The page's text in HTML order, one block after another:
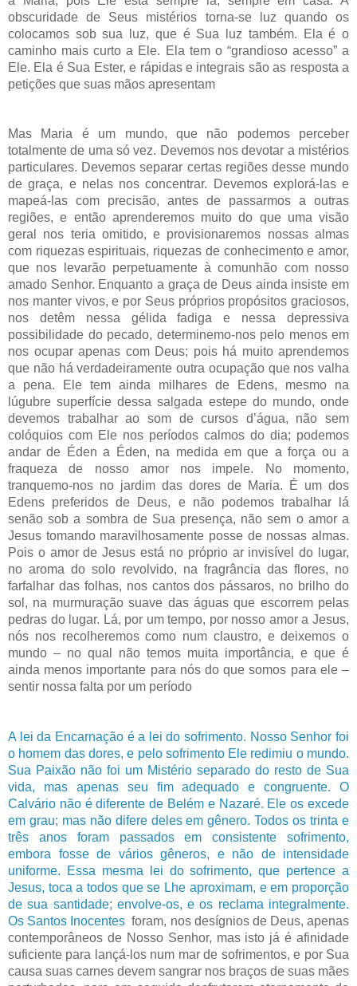
obscuridade de Seus mistérios torna-se luz quando os
colocamos sob sua luz, que é Sua luz também. Ela é o
caminho mais curto a Ele. Ela tem o “grandioso acesso” a
Ele. Ela é Sua Ester, e rápidas e integrais são as resposta a
petições que suas mãos apresentam
Mas Maria é um mundo, que não podemos perceber
totalmente de uma só vez. Devemos nos devotar a mistérios
particulares. Devemos separar certas regiões desse mundo
de graça, e nelas nos concentrar. Devemos explorá-las e
mapeá-las com precisão, antes de passarmos a outras
regiões, e então aprenderemos muito do que uma visão
geral nos teria omitido, e provisionaremos nossas almas
com riquezas espirituais, riquezas de conhecimento e amor,
que nos levarão perpetuamente à comunhão com nosso
amado Senhor. Enquanto a graça de Deus ainda insiste em
nos manter vivos, e por Seus próprios propósitos graciosos,
nos detêm nessa gélida fadiga e nessa depressiva
possibilidade do pecado, determinemo-nos pelo menos em
nos ocupar apenas com Deus; pois há muito aprendemos
que não há verdadeiramente outra ocupação que nos valha
a pena. Ele tem ainda milhares de Edens, mesmo na
lúgubre superfície dessa salgada estepe do mundo, onde
devemos trabalhar ao som de cursos d’água, não sem
colóquios com Ele nos períodos calmos do dia; podemos
andar de Éden a Éden, na medida em que a força ou a
fraqueza de nosso amor nos impele. No momento,
tranquemo-nos no jardim das dores de Maria. É um dos
Edens preferidos de Deus, e não podemos trabalhar lá
senão sob a sombra de Sua presença, não sem o amor a
Jesus tomando maravilhosamente posse de nossas almas.
Pois o amor de Jesus está no próprio ar invisível do lugar,
no aroma do solo revolvido, na fragrância das flores, no
farfalhar das folhas, nos cantos dos pássaros, no brilho do
sol, na murmuração suave das águas que escorrem pelas
pedras do lugar. Lá, por um tempo, por nosso amor a Jesus,
nós nos recolheremos como num claustro, e deixemos o
mundo – no qual não temos muita importância, e que é
ainda menos importante para nós do que somos para ele –
sentir nossa falta por um período
A lei da Encarnação é a lei do sofrimento. Nosso Senhor foi
o homem das dores, e pelo sofrimento Ele redimiu o mundo.
Sua Paixão não foi um Mistério separado do resto de Sua
vida, mas apenas seu fim adequado e congruente. O
Calvário não é diferente de Belém e Nazaré. Ele os excede
em grau; mas não difere deles em gênero. Todos os trinta e
três anos foram passados em consistente sofrimento,
embora fosse de vários gêneros, e não de intensidade
uniforme. Essa mesma lei do sofrimento, que pertence a
Jesus, toca a todos que se Lhe aproximam, e em proporção
de sua santidade; envolve-os, e os reclama integralmente.
Os Santos Inocentes foram, nos desígnios de Deus, apenas
contemporâneos de Nosso Senhor, mas isto já é afinidade
suficiente para lançá-los num mar de sofrimentos, e por Sua
causa suas carnes devem sangrar nos braços de suas mães